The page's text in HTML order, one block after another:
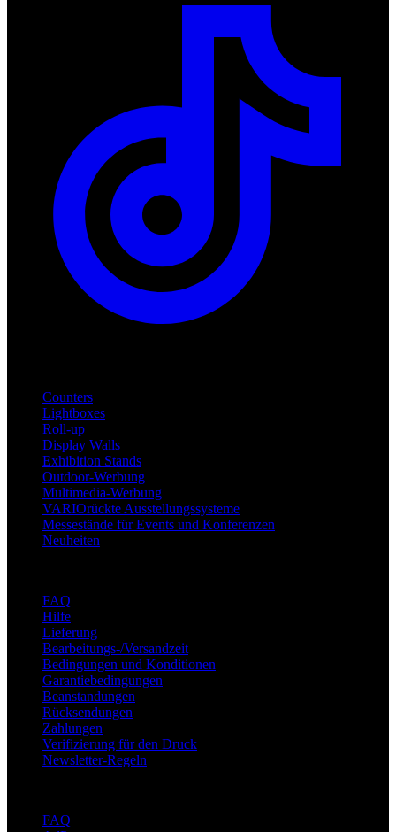
Counters
Lightboxes
Roll-up
Display Walls
Exhibition Stands
Outdoor-Werbung
Multimedia-Werbung
VARIOrückte Ausstellungssysteme
Messestände für Events und Konferenzen
Neuheiten
FAQ
Hilfe
Lieferung
Bearbeitungs-/Versandzeit
Bedingungen und Konditionen
Garantiebedingungen
Beanstandungen
Rücksendungen
Zahlungen
Verifizierung für den Druck
Newsletter-Regeln
FAQ